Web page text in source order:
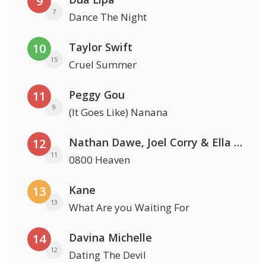
7 Dance The Night
10
15
Taylor Swift
Cruel Summer
11
9
Peggy Gou
(It Goes Like) Nanana
12
11
Nathan Dawe, Joel Corry & Ella Henderson
0800 Heaven
13
13
Kane
What Are you Waiting For
14
12
Davina Michelle
Dating The Devil